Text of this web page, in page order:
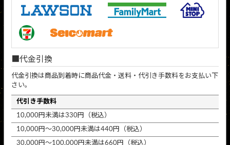
代金引換
代金引換は商品到着時に商品代金・送料・代引き手数料をお支払い下
さい。
代引き手数料
10,000円未満は330円（税込）
10,000円～30,000円未満は440円（税込）
30,000円～100,000円未満は660円（税込）